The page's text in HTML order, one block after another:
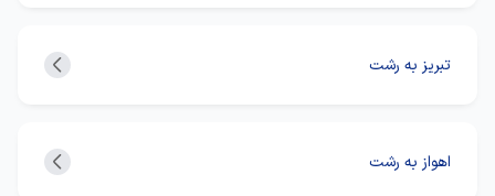
تبریز به رشت
اهواز به رشت